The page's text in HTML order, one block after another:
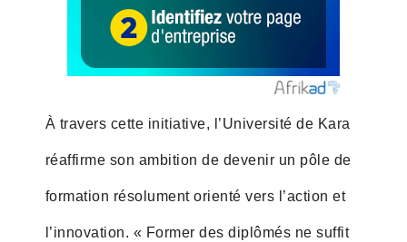
À travers cette initiative, l’Université de Kara
réaffirme son ambition de devenir un pôle de
formation résolument orienté vers l’action et
l’innovation. « Former des diplômés ne suffit